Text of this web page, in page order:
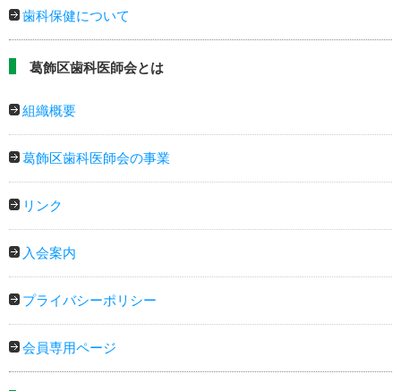
歯科保健について
葛飾区歯科医師会とは
組織概要
葛飾区歯科医師会の事業
リンク
入会案内
プライバシーポリシー
会員専用ページ